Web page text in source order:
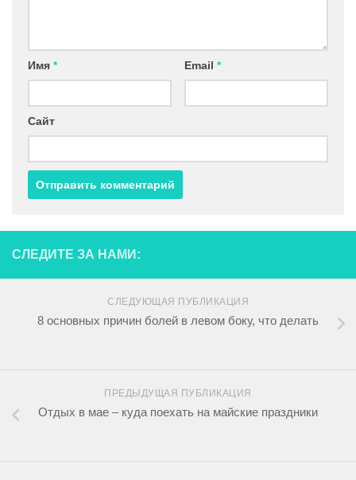
Имя * Email *
Сайт
СЛЕДИТЕ ЗА НАМИ:
СЛЕДУЮЩАЯ ПУБЛИКАЦИЯ
8 основных причин болей в левом боку, что делать
ПРЕДЫДУЩАЯ ПУБЛИКАЦИЯ
Отдых в мае – куда поехать на майские праздники